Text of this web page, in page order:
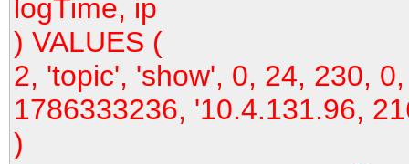
logTime, ip
) VALUES (
2, 'topic', 'show', 0, 24, 230,
1786333236, '10.4.131.96,
)